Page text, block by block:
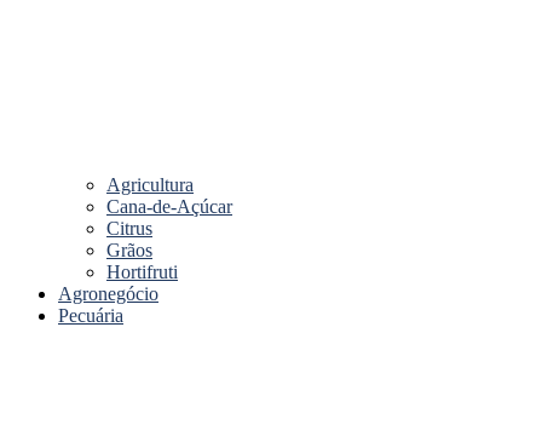
Agricultura
Cana-de-Açúcar
Citrus
Grãos
Hortifruti
Agronegócio
Pecuária